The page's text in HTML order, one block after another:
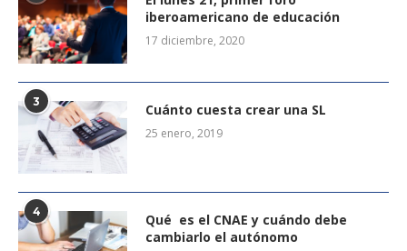
iberoamericano de educación
17 diciembre, 2020
3 Cuánto cuesta crear una SL
25 enero, 2019
4
Qué es el CNAE y cuándo debe
cambiarlo el autónomo